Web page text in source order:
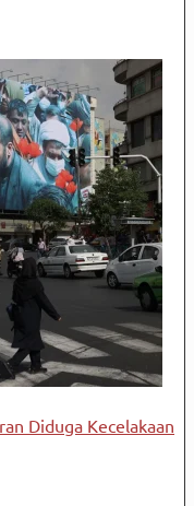
Diduga Kecelakaan